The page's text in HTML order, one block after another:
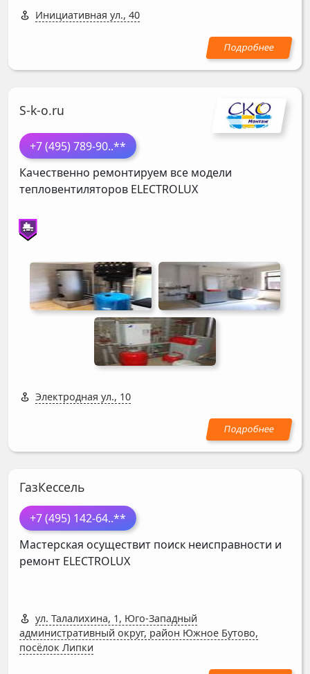
Инициативная ул., 40
S-k-o.ru
+7 (495) 789-90..**
Качественно ремонтируем все модели
тепловентиляторов ELECTROLUX
Электродная ул., 10
ГазКессель
+7 (495) 142-64..**
Мастерская осуществит поиск неисправности и
ремонт ELECTROLUX
ул. Талалихина, 1, Юго-Западный
административный округ, район Южное Бутово,
посёлок Липки